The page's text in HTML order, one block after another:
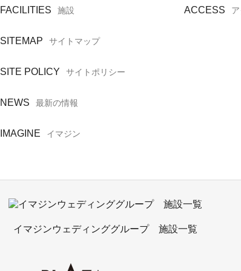
FACILITIES 施設 ACCESS
SITEMAP サイトマップ
SITE POLICY サイトポリシー
NEWS 最新の情報
IMAGINE イマジン
イマジンウェディンググループ 施設一覧